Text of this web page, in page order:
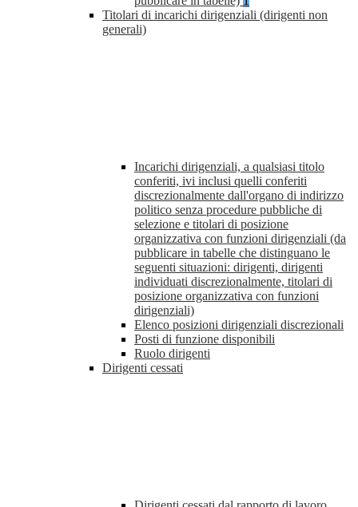
Titolari di incarichi dirigenziali (dirigenti non
generali)
Incarichi dirigenziali, a qualsiasi titolo
conferiti, ivi inclusi quelli conferiti
discrezionalmente dall'organo di indirizzo
politico senza procedure pubbliche di
selezione e titolari di posizione
organizzativa con funzioni dirigenziali (da
pubblicare in tabelle che distinguano le
seguenti situazioni: dirigenti, dirigenti
individuati discrezionalmente, titolari di
posizione organizzativa con funzioni
dirigenziali)
Elenco posizioni dirigenziali discrezionali
Posti di funzione disponibili
Ruolo dirigenti
Dirigenti cessati